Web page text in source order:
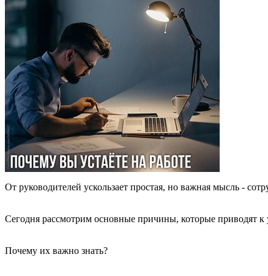
От руководителей ускользает простая, но важная мысль -
Сегодня рассмотрим основные причины, которые приводят к
Почему их важно знать?